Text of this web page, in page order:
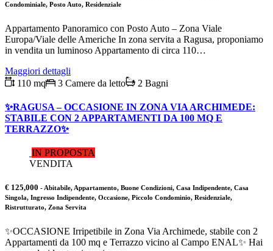
Condominiale, Posto Auto, Residenziale
Appartamento Panoramico con Posto Auto – Zona Viale
Europa/Viale delle Americhe In zona servita a Ragusa, proponiamo
in vendita un luminoso Appartamento di circa 110…
Maggiori dettagli
110 mq
3 Camere da letto 2 Bagni
✨RAGUSA – OCCASIONE IN ZONA VIA ARCHIMEDE:
STABILE CON 2 APPARTAMENTI DA 100 MQ E
TERRAZZO✨
IN PROPOSTA
VENDITA
€ 125,000 - Abitabile, Appartamento, Buone Condizioni, Casa Indipendente, Casa
Singola, Ingresso Indipendente, Occasione, Piccolo Condominio, Residenziale,
Ristrutturato, Zona Servita
✨OCCASIONE Irripetibile in Zona Via Archimede, stabile con 2
Appartamenti da 100 mq e Terrazzo vicino al Campo ENAL✨ Hai